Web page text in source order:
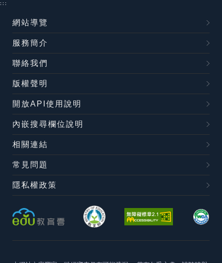
:::
網站導覽
服務簡介
聯絡我們
版權聲明
開放API使用說明
內嵌搜尋欄位說明
相關連結
常見問題
隱私權政策